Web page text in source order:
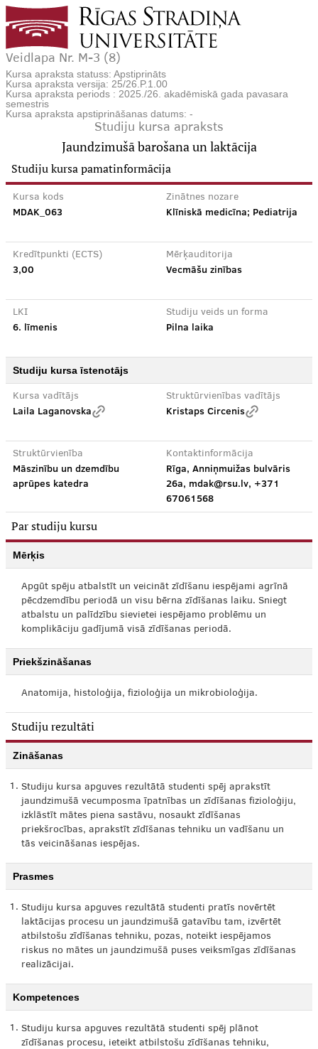
Veidlapa Nr. M-3 (8)
Kursa apraksta statuss: Apstiprināts
Kursa apraksta versija: 25/26.P.1.00
Kursa apraksta periods : 2025./26. akadēmiskā gada pavasara
semestris
Kursa apraksta apstiprināšanas datums: -
Studiju kursa apraksts
Jaundzimušā barošana un laktācija
Studiju kursa pamatinformācija
Kursa kods
MDAK_063
Zinātnes nozare
Klīniskā medicīna; Pediatrija
Kredītpunkti (ECTS)
3,00
Mērķauditorija
Vecmāšu zinības
LKI
6. līmenis
Studiju veids un forma
Pilna laika
Studiju kursa īstenotājs
Kursa vadītājs
Laila Laganovska
Struktūrvienības vadītājs
Kristaps Circenis
Struktūrvienība
Māszinību un dzemdību
aprūpes katedra
Kontaktinformācija
Rīga, Anniņmuižas bulvāris
26a, mdak@rsu.lv, +371
67061568
Par studiju kursu
Mērķis
Apgūt spēju atbalstīt un veicināt zīdīšanu iespējami agrīnā
pēcdzemdību periodā un visu bērna zīdīšanas laiku. Sniegt
atbalstu un palīdzību sievietei iespējamo problēmu un
komplikāciju gadījumā visā zīdīšanas periodā.
Priekšzināšanas
Anatomija, histoloģija, fizioloģija un mikrobioloģija.
Studiju rezultāti
Zināšanas
1. Studiju kursa apguves rezultātā studenti spēj aprakstīt
jaundzimušā vecumposma īpatnības un zīdīšanas fizioloģiju,
izklāstīt mātes piena sastāvu, nosaukt zīdīšanas
priekšrocības, aprakstīt zīdīšanas tehniku un vadīšanu un
tās veicināšanas iespējas.
Prasmes
1. Studiju kursa apguves rezultātā studenti pratīs novērtēt
laktācijas procesu un jaundzimušā gatavību tam, izvērtēt
atbilstošu zīdīšanas tehniku, pozas, noteikt iespējamos
riskus no mātes un jaundzimušā puses veiksmīgas zīdīšanas
realizācijai.
Kompetences
1. Studiju kursa apguves rezultātā studenti spēj plānot
zīdīšanas procesu, ieteikt atbilstošu zīdīšanas tehniku,